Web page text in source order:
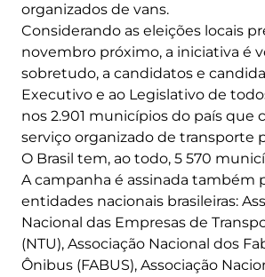
organizados de vans.
Considerando as eleições locais
novembro próximo, a iniciativa é
sobretudo, a candidatos e
Executivo e ao Legislativo de
nos 2.901 municípios do país que
serviço organizado de transporte
O Brasil tem, ao todo, 5 570
A campanha é assinada também
entidades nacionais brasileiras:
Nacional das Empresas de
(NTU), Associação Nacional dos
Ônibus (FABUS), Associação